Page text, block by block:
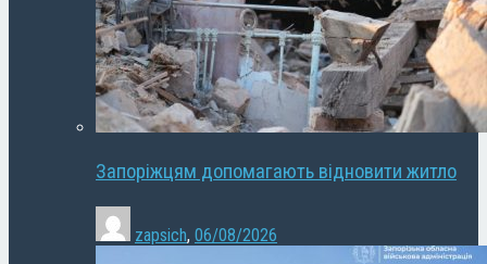
Запоріжцям допомагають відновити житло
zapsich, 06/08/2026